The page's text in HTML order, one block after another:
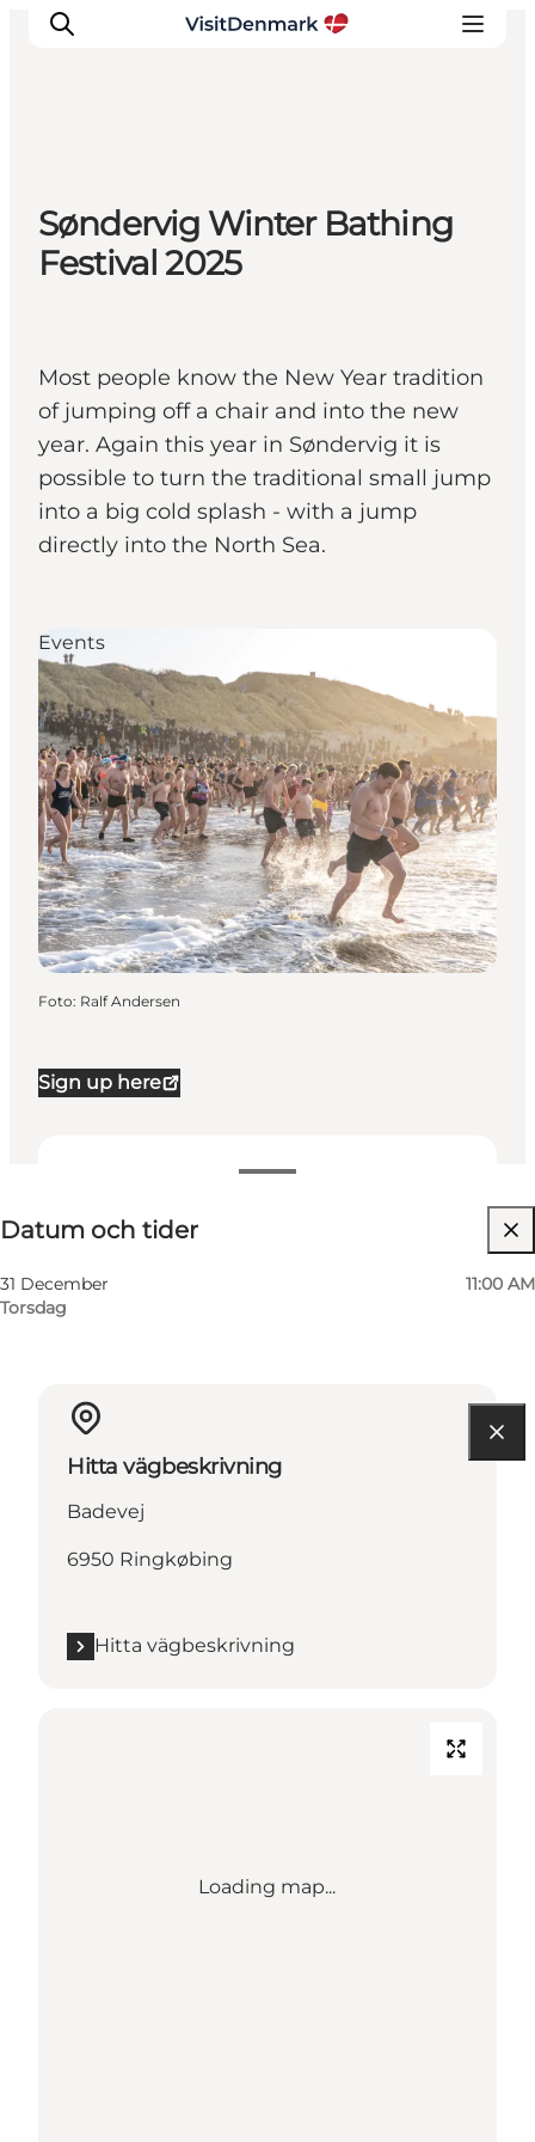
Inspiration
Resmål
Aktiviteter
Søndervig Winter Bathing
Festival 2025
Most people know the New Year tradition
of jumping off a chair and into the new
year. Again this year in Søndervig it is
possible to turn the traditional small jump
into a big cold splash - with a jump
directly into the North Sea.
Sign up here
Datum och tider
31 December
Torsdag
11:00 AM
Events
Foto: Ralf Andersen
Hitta vägbeskrivning
Badevej
6950 Ringkøbing
Hitta vägbeskrivning
Loading map...